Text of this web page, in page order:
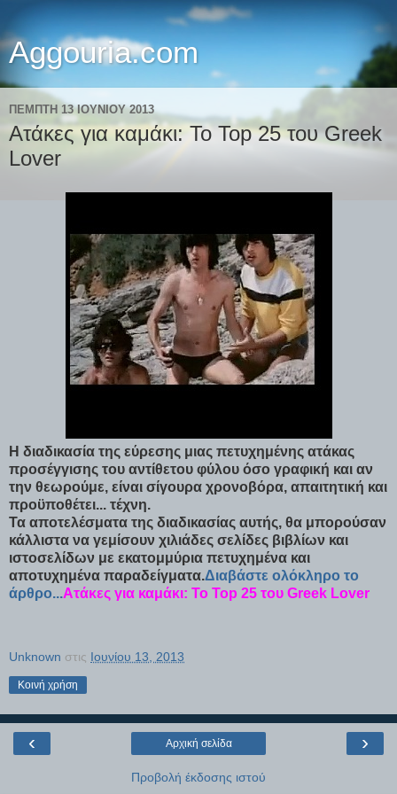
Aggouria.com
ΠΈΜΠΤΗ 13 ΙΟΥΝΊΟΥ 2013
Ατάκες για καμάκι: Το Top 25 του Greek
Lover
Η διαδικασία της εύρεσης μιας πετυχημένης ατάκας
προσέγγισης του αντίθετου φύλου όσο γραφική και αν
την θεωρούμε, είναι σίγουρα χρονοβόρα, απαιτητική και
προϋποθέτει... τέχνη.
Τα αποτελέσματα της διαδικασίας αυτής, θα μπορούσαν
κάλλιστα να γεμίσουν χιλιάδες σελίδες βιβλίων και
ιστοσελίδων με εκατομμύρια πετυχημένα και
αποτυχημένα παραδείγματα.Διαβάστε ολόκληρο το
άρθρο...Ατάκες για καμάκι: Το Top 25 του Greek Lover
Unknown στις Ιουνίου 13, 2013
Κοινή χρήση
‹ ›
Αρχική σελίδα
Προβολή έκδοσης ιστού